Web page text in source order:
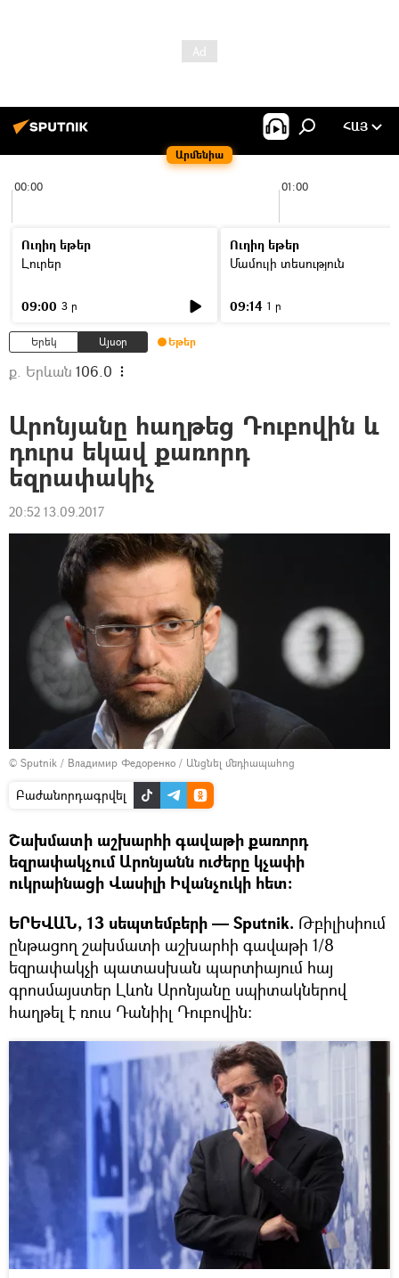
Արմենիա
ՀԱՅ
00:00 01:00
Ուղիղ եթեր
Լուրեր
09:00 3 ր
Ուղիղ եթեր
Մամուլի տեսություն
09:14 1 ր
Երեկ Այսօր Եթեր
ք. Երևան 106.0
Արոնյանը հաղթեց Դուբովին և
դուրս եկավ քառորդ
եզրափակիչ
20:52 13.09.2017
© Sputnik / Владимир Федоренко / Անցնել մեդիապահոց
Բաժանորդագրվել
Շախմատի աշխարհի գավաթի քառորդ
եզրափակչում Արոնյանն ուժերը կչափի
ուկրաինացի Վասիլի Իվանչուկի հետ:
ԵՐԵՎԱՆ, 13 սեպտեմբերի — Sputnik. Թբիլիսիում
ընթացող շախմատի աշխարհի գավաթի 1/8
եզրափակչի պատասխան պարտիայում հայ
գրոսմայստեր Լևոն Արոնյանը սպիտակներով
հաղթել է ռուս Դանիիլ Դուբովին: